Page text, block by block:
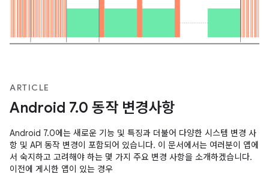
ARTICLE
Android 7.0 동작 변경사항
Android 7.0에는 새로운 기능 및 특징과 더불어 다양한 시스템 변경 사
항 및 API 동작 변경이 포함되어 있습니다. 이 문서에서는 여러분이 앱에
서 숙지하고 고려해야 하는 몇 가지 주요 변경 사항을 소개하겠습니다.
이전에 게시한 앱이 있는 경우